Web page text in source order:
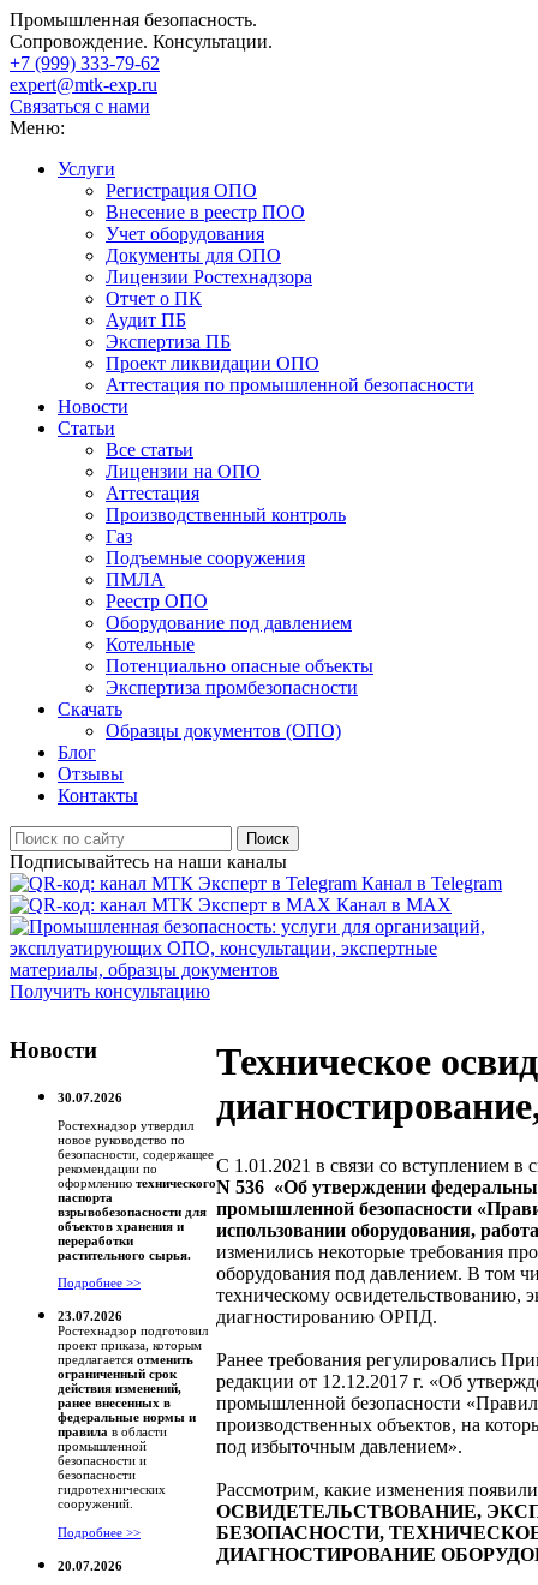
Промышленная безопасность.
Сопровождение. Консультации.
+7 (999) 333-79-62
expert@mtk-exp.ru
Связаться с нами
Меню:
Услуги
Регистрация ОПО
Внесение в реестр ПОО
Учет оборудования
Документы для ОПО
Лицензии Ростехнадзора
Отчет о ПК
Аудит ПБ
Экспертиза ПБ
Проект ликвидации ОПО
Аттестация по промышленной безопасности
Новости
Статьи
Все статьи
Лицензии на ОПО
Аттестация
Производственный контроль
Газ
Подъемные сооружения
ПМЛА
Реестр ОПО
Оборудование под давлением
Котельные
Потенциально опасные объекты
Экспертиза промбезопасности
Скачать
Образцы документов (ОПО)
Блог
Отзывы
Контакты
Поиск
Подписывайтесь на наши каналы
Канал в Telegram
Канал в MAX
Получить консультацию
Новости
30.07.2026
Ростехнадзор утвердил
новое руководство по
безопасности, содержащее
рекомендации по
оформлению технического
паспорта
взрывобезопасности для
объектов хранения и
переработки
растительного сырья.
Подробнее >>
23.07.2026
Ростехнадзор подготовил
проект приказа, которым
предлагается отменить
ограниченный срок
действия изменений,
ранее внесенных в
федеральные нормы и
правила в области
промышленной
безопасности и
безопасности
гидротехнических
сооружений.
Подробнее >>
20.07.2026
Техническое
С 1.01.2021 в связи со вступлением в
N 536 «Об утверждении
промышленной безопасности
использовании оборудования,
изменились некоторые требования
оборудования под давлением. В том
техническому освидетельствованию,
диагностированию ОРПД.
Ранее требования регулировались
редакции от 12.12.2017 г. «Об
промышленной безопасности
производственных объектов, на
под избыточным давлением».
Рассмотрим, какие изменения
ОСВИДЕТЕЛЬСТВОВАНИЕ,
БЕЗОПАСНОСТИ,
ДИАГНОСТИРОВАНИЕ